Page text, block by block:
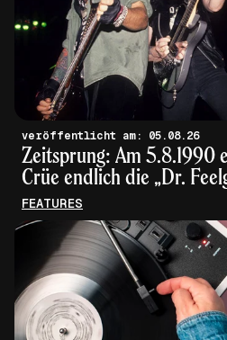
veröffentlicht am: 05.08.26
Zeitsprung: Am 5.8.1990
Crüe endlich die „Dr.
FEATURES